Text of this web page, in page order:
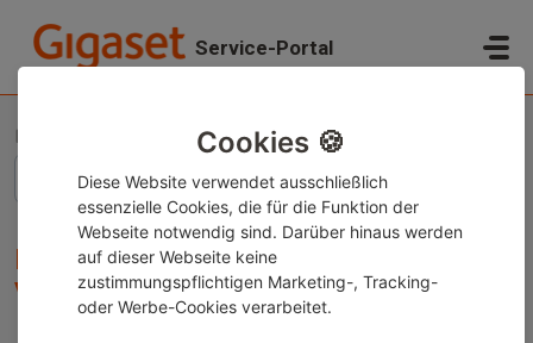
Service-Portal
Erklärungen der Recyclinglogos auf Verpackungen – (EU) 2025/40
Erklärungen der Recyclinglogos auf
Verpackungen – (EU) 2025/40
Cookies 🍪
Diese Website verwendet ausschließlich
essenzielle Cookies, die für die Funktion der
Webseite notwendig sind. Darüber hinaus werden
auf dieser Webseite keine
zustimmungspflichtigen Marketing-, Tracking-
oder Werbe-Cookies verarbeitet.